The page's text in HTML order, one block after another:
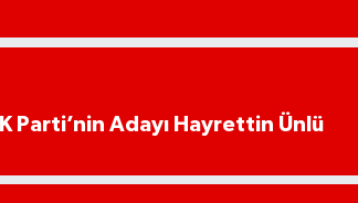
Parti’nin Adayı Hayrettin Ünlü